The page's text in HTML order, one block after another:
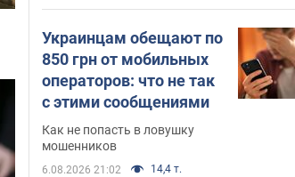
Украинцам обещают по
850 грн от мобильных
операторов: что не так
с этими сообщениями
Как не попасть в ловушку
мошенников
6.08.2026 21:02 14,4 т.